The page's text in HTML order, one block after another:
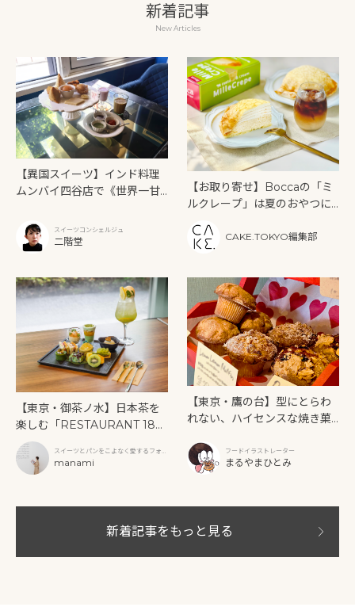
新着記事
New Articles
【異国スイーツ】インド料理
ムンバイ四谷店で《世界一甘
ー》を味わうスイーツコンシェルジュ
二階堂
【お取り寄せ】Boccaの「ミ
ルクレープ」は夏のおやつに
CAKE.TOKYO編集部
【東京・御茶ノ水】日本茶を
楽しむ「RESTAURANT 189
9 OCHANOMIZU」の抹茶ア
フタヌーンティーと新作クリ
ームソーダ
スイーツとパンをこよなく愛するフォト
グラファー
manami
【東京・鷹の台】型にとらわ
れない、ハイセンスな焼き菓
フードイラストレーター
まるやまひとみ
新着記事をもっと見る